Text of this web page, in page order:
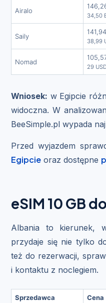
Airalo
34,50
Saily
38,99
Nomad
29
Wniosek: w Egipcie
widoczna. W
BeeSimple.pl wypada
Przed wyjazdem
Egipcie oraz dostępne
eSIM 10 GB
Albania to kierunek,
przydaje się nie tylko
też do rezerwacji,
i kontaktu z noclegiem.
Sprzedawca Cena